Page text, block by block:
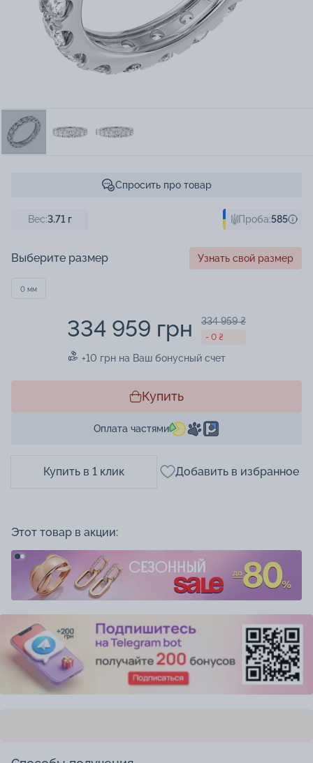
Спросить про товар
Вес:3.71 г Проба:585
Выберите размер Узнать свой размер
0 мм
334 959 грн 334 959 ₴
- 0 ₴
+10 грн на Ваш бонусный счет
Купить
Оплата частями
Купить в 1 клик Добавить в избранное
Этот товар в акции: